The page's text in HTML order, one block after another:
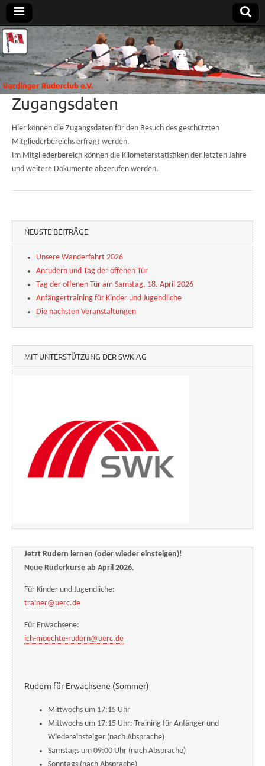
Uerdinger
Ruderclub
e.V.
Rudern in
Krefeld-
Uerdingen
Zugangsdaten
Hier können die Zugangsdaten für den Besuch des geschützten
Mitgliederbereichs erfragt werden.
Im Mitgliederbereich können die Kilometerstatistiken der letzten Jahre
und weitere Dokumente abgerufen werden.
NEUSTE BEITRÄGE
Unsere Wanderfahrt 2026
Anrudern und Tag der offenen Tür
Tag der offenen Tür am Samstag, 18. April 2026
Anfängertraining für Kinder und Jugendliche
Die nächsten Veranstaltungen
MIT UNTERSTÜTZUNG DER SWK AG
Jetzt Rudern lernen (oder wieder einsteigen)!
Neue Ruderkurse ab April 2026.
Für Kinder und Jugendliche:
trainer@uerc.de
Für Erwachsene:
ich-moechte-rudern@uerc.de
Rudern für Erwachsene (Sommer)
Mittwochs um 17:15 Uhr
Mittwochs um 17:15 Uhr: Training für Anfänger und
Wiedereinsteiger (nach Absprache)
Samstags um 09:00 Uhr (nach Absprache)